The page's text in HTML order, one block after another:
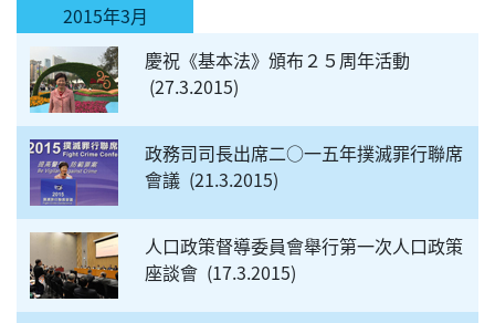
2015年3月
慶祝《基本法》頒布２５周年活動
27.3.2015
政務司司長出席二○一五年撲滅罪行聯席
會議 21.3.2015
人口政策督導委員會舉行第一次人口政策
座談會 17.3.2015